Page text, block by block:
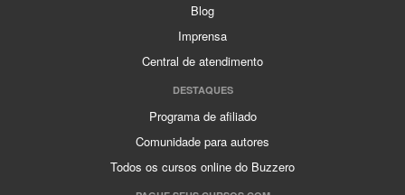
Blog
Imprensa
Central de atendimento
DESTAQUES
Programa de afiliado
Comunidade para autores
Todos os cursos online do Buzzero